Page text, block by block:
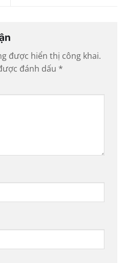
được hiển thị công khai.
đánh dấu *